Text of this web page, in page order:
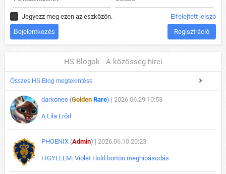
Jegyezz meg ezen az eszközön. Elfelejtett jelszó
Regisztráció
HS Blogok - A közösség hírei
Összes HS Blog megtekintése
darkonee (Golden Rare) | 2026.06.29 10:53
A Lila Erőd
PHOENIX (Admin) | 2026.06.10 20:23
FIGYELEM: Violet Hold börtön meghibásodás